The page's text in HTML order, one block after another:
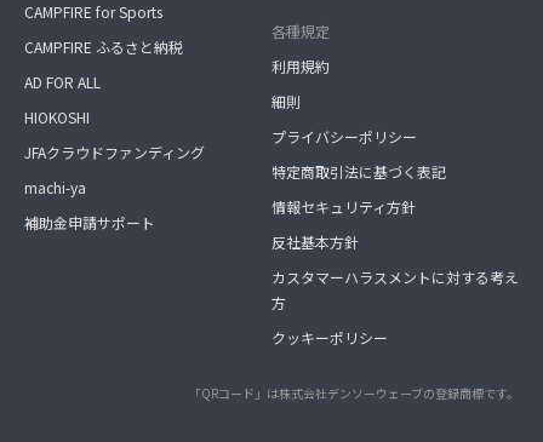
CAMPFIRE for Sports
CAMPFIRE ふるさと納税
AD FOR ALL
HIOKOSHI
JFAクラウドファンディング
machi-ya
補助金申請サポート
各種規定
利用規約
細則
プライバシーポリシー
特定商取引法に基づく表記
情報セキュリティ方針
反社基本方針
カスタマーハラスメントに対する考え
方
クッキーポリシー
「QRコード」は株式会社デンソーウェーブの登録商標です。